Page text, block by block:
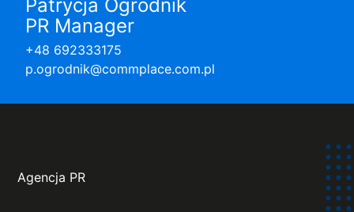
Patrycja Ogrodnik
PR Manager
+48 692333175
p.ogrodnik@commplace.com.pl
Agencja PR